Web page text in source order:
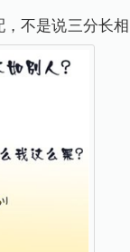
不是说三分长